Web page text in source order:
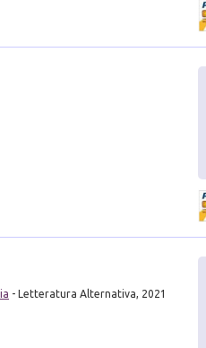
- Letteratura Alternativa, 2021